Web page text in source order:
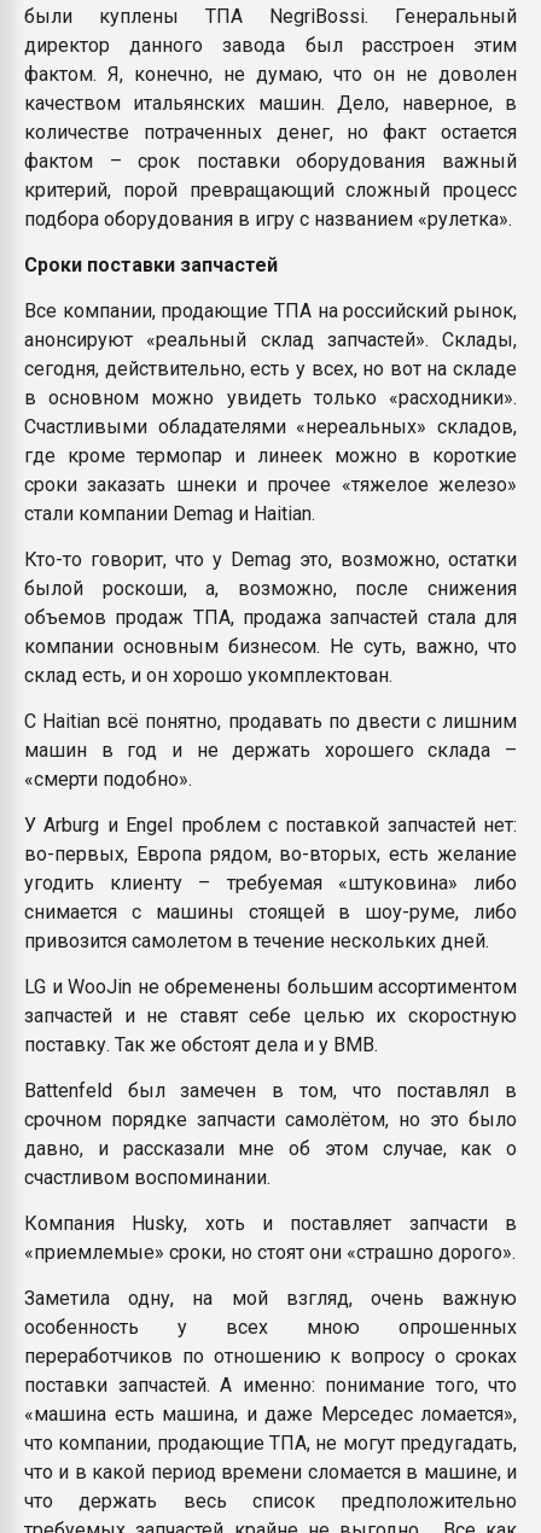
были куплены ТПА NegriBossi. Генеральный
директор данного завода был расстроен этим
фактом. Я, конечно, не думаю, что он не доволен
качеством итальянских машин. Дело, наверное, в
количестве потраченных денег, но факт остается
фактом – срок поставки оборудования важный
критерий, порой превращающий сложный процесс
подбора оборудования в игру с названием «рулетка».
Сроки поставки запчастей
Все компании, продающие ТПА на российский рынок,
анонсируют «реальный склад запчастей». Склады,
сегодня, действительно, есть у всех, но вот на складе
в основном можно увидеть только «расходники».
Счастливыми обладателями «нереальных» складов,
где кроме термопар и линеек можно в короткие
сроки заказать шнеки и прочее «тяжелое железо»
стали компании Demag и Haitian.
Кто-то говорит, что у Demag это, возможно, остатки
былой роскоши, а, возможно, после снижения
объемов продаж ТПА, продажа запчастей стала для
компании основным бизнесом. Не суть, важно, что
склад есть, и он хорошо укомплектован.
С Haitian всё понятно, продавать по двести с лишним
машин в год и не держать хорошего склада –
«смерти подобно».
У Arburg и Engel проблем с поставкой запчастей нет:
во-первых, Европа рядом, во-вторых, есть желание
угодить клиенту – требуемая «штуковина» либо
снимается с машины стоящей в шоу-руме, либо
привозится самолетом в течение нескольких дней.
LG и WooJin не обременены большим ассортиментом
запчастей и не ставят себе целью их скоростную
поставку. Так же обстоят дела и у BMB.
Battenfeld был замечен в том, что поставлял в
срочном порядке запчасти самолётом, но это было
давно, и рассказали мне об этом случае, как о
счастливом воспоминании.
Компания Husky, хоть и поставляет запчасти в
«приемлемые» сроки, но стоят они «страшно дорого».
Заметила одну, на мой взгляд, очень важную
особенность у всех мною опрошенных
переработчиков по отношению к вопросу о сроках
поставки запчастей. А именно: понимание того, что
«машина есть машина, и даже Мерседес ломается»,
что компании, продающие ТПА, не могут предугадать,
что и в какой период времени сломается в машине, и
что держать весь список предположительно